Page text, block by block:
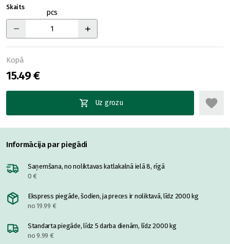
Skaits
pcs
Kopā
15.49 €
Uz grozu
Informācija par piegādi
Saņemšana, no noliktavas katlakalnā ielā 8, rīgā
0 €
Ekspress piegāde, šodien, ja preces ir noliktavā, līdz 2000 kg
no 19.99 €
Standarta piegāde, līdz 5 darba dienām, līdz 2000 kg
no 9.99 €